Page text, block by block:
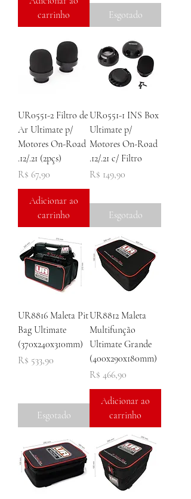
carrinho
Esgotado
UR0551-2 Filtro de
Ar Ultimate p/
Motores On-Road
.12/.21 (2pçs)
Preço
R$ 67,90
Adicionar ao
carrinho
UR0551-1 INS Box
Ultimate p/
Motores On-Road
.12/.21 c/ Filtro
Preço
R$ 149,90
Esgotado
UR8816 Maleta Pit
Bag Ultimate
(370x240x310mm)
Preço
R$ 533,90
Esgotado
UR8812 Maleta
Multifunção
Ultimate Grande
(400x290x180mm)
Preço
R$ 466,90
Adicionar ao
carrinho